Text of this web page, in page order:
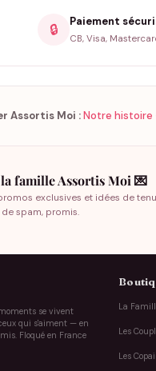
🔒 Paiement
CB, Visa,
Assortis Moi :Notre histoire
famille Assortis Moi 💌
exclusives et idées de
de spam, promis.
se vivent
qui s'aiment — en
Floqué en France
La
Les
Les